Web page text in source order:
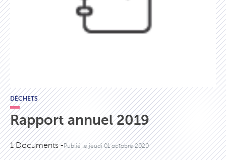
DÉCHETS
Rapport annuel 2019
1 Documents -Publié lejeudi 01 octobre 2020